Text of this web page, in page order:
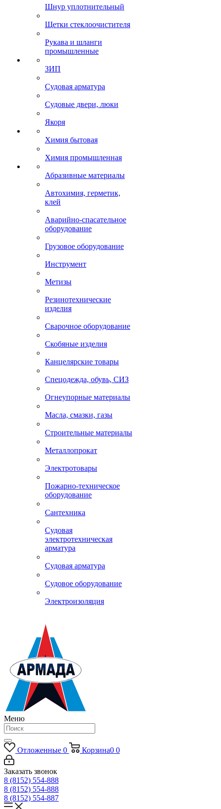
Шнур уплотнительный
Щетки стеклоочистителя
Рукава и шланги
промышленные
ЗИП
Судовая арматура
Судовые двери, люки
Якоря
Химия бытовая
Химия промышленная
Абразивные материалы
Автохимия, герметик,
клей
Аварийно-спасательное
оборудование
Грузовое оборудование
Инструмент
Метизы
Резинотехнические
изделия
Сварочное оборудование
Скобяные изделия
Канцелярские товары
Спецодежда, обувь, СИЗ
Огнеупорные материалы
Масла, смазки, газы
Строительные материалы
Металлопрокат
Электротовары
Пожарно-техническое
оборудование
Сантехника
Судовая
электротехническая
арматура
Судовая арматура
Судовое оборудование
Электроизоляция
Меню
Отложенные 0 Корзина0 0
Заказать звонок
8 (8152) 554-888
8 (8152) 554-888
8 (8152) 554-887